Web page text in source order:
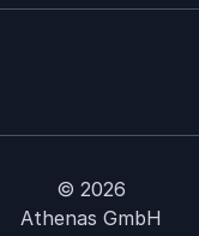
© 2026
Athenas GmbH